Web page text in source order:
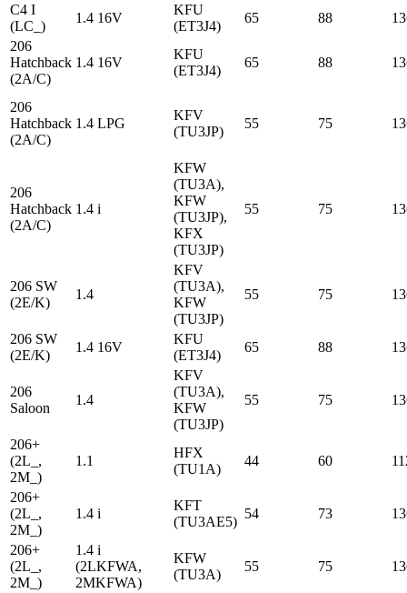
C4 I
(LC_)
1.4 16V
KFU
(ET3J4)
65 88
206
Hatchback
(2A/C)
1.4 16V
KFU
(ET3J4)
65 88
206
Hatchback
(2A/C)
1.4 LPG
KFV
(TU3JP)
55 75
206
Hatchback
(2A/C)
1.4 i
KFW
(TU3A),
KFW
(TU3JP),
KFX
(TU3JP)
55 75
206 SW
(2E/K)
1.4
KFV
(TU3A),
KFW
(TU3JP)
55 75
206 SW
(2E/K)
1.4 16V
KFU
(ET3J4)
65 88
206
Saloon
1.4
KFV
(TU3A),
KFW
(TU3JP)
55 75
206+
(2L_,
2M_)
1.1
HFX
(TU1A)
44 60
206+
(2L_,
2M_)
1.4 i
KFT
(TU3AE5)
54 73
206+
(2L_,
2M_)
1.4 i
(2LKFWA,
2MKFWA)
KFW
(TU3A)
55 75